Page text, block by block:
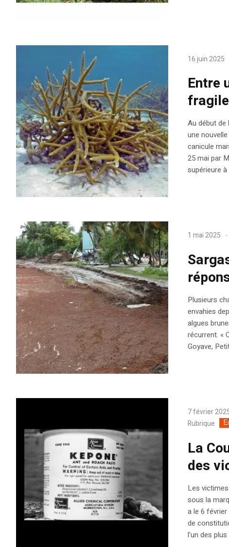
16 juin 2025
Entre
Au début de
une
canicule
25 mai par
supérieure
1 mai 2025
Plusieurs
envahies
algues
récurrent. «
Goyave,
7 février
Rubrique
La
des
Les
sous la
a le 6
de
l’un des